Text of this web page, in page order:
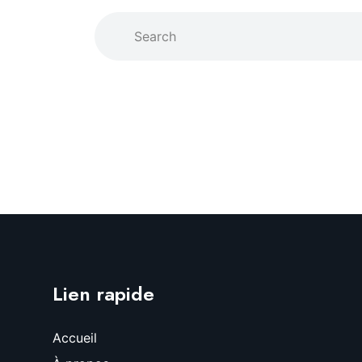
Lien rapide
Accueil